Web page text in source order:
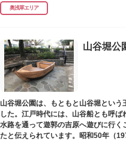
奥浅草エリア
山谷堀公
山谷堀公園は、もともと山谷堀とい
した。江戸時代には、山谷船とも呼
水路を通って遊郭の吉原へ遊びに行
たと伝えられています。昭和50年（